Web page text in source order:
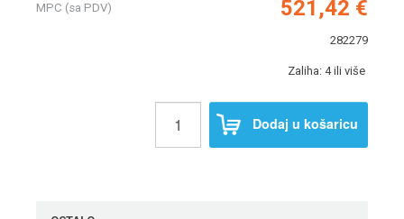
MPC (sa PDV) 521,42 €
282279
Zaliha: 4 ili više
Dodaj u košaricu